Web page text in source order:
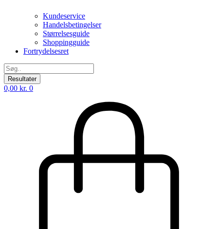
Kundeservice
Handelsbetingelser
Størrelsesguide
Shoppingguide
Fortrydelsesret
Search
...Resultater
0,00 kr. 0